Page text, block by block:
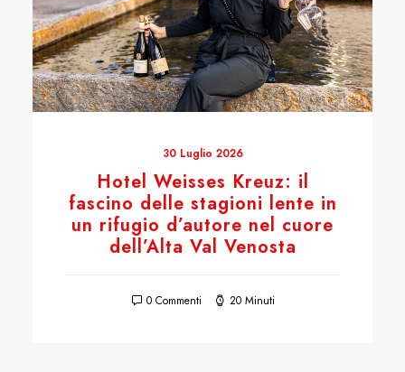
30 Luglio 2026
Hotel Weisses Kreuz: il
fascino delle stagioni lente in
un rifugio d’autore nel cuore
dell’Alta Val Venosta
0 Commenti 20 Minuti